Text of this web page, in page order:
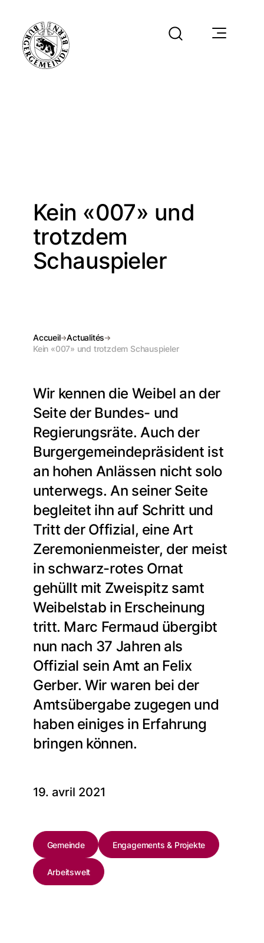
Kein «007» und
trotzdem
Schauspieler
Accueil
Actualités
Kein «007» und trotzdem Schauspieler
Wir kennen die Weibel an der
Seite der Bundes- und
Regierungsräte. Auch der
Burgergemeindepräsident ist
an hohen Anlässen nicht solo
unterwegs. An seiner Seite
begleitet ihn auf Schritt und
Tritt der Offizial, eine Art
Zeremonienmeister, der meist
in schwarz-rotes Ornat
gehüllt mit Zweispitz samt
Weibelstab in Erscheinung
tritt. Marc Fermaud übergibt
nun nach 37 Jahren als
Offizial sein Amt an Felix
Gerber. Wir waren bei der
Amtsübergabe zugegen und
haben einiges in Erfahrung
bringen können.
19. avril 2021
Gemeinde Engagements & Projekte
Arbeitswelt